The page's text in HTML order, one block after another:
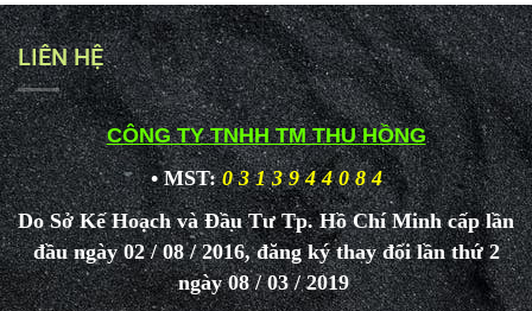
LIÊN HỆ
CÔNG TY TNHH TM THU HỒNG
• MST: 0 3 1 3 9 4 4 0 8 4
Do Sở Kế Hoạch và Đầu Tư Tp. Hồ Chí Minh cấp lần
đầu ngày 02 / 08 / 2016, đăng ký thay đổi lần thứ 2
ngày 08 / 03 / 2019